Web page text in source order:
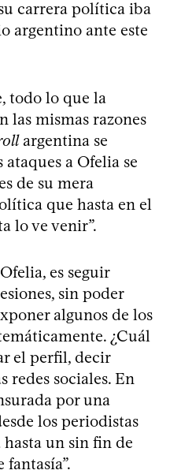
carrera política iba
argentino ante este
todo lo que la
las mismas razones
argentina se
ataques a Ofelia se
de su mera
que hasta en el
lo ve venir”.
es seguir
sin poder
algunos de los
¿Cuál
el perfil, decir
redes sociales. En
por una
los periodistas
un sin fin de